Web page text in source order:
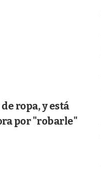
ropa, y está
por "robarle"